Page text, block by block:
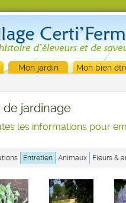
Mon jardin Mon bien
jardinage
les informations pour
Entretien Animaux Fleurs &